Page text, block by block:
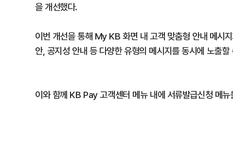
을 개선했다.
이번 개선을 통해 My KB 화면 내 고객 맞춤형 안내 메시
안, 공지성 안내 등 다양한 유형의 메시지를 동시에 노출
이와 함께 KB Pay 고객센터 메뉴 내에 서류발급신청 메뉴